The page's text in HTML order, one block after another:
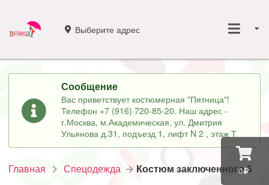
0
Выберите адрес
Сообщение
Вас приветствует костюмерная "Пятница"!
Телефон +7 (916) 720-85-20. Наш адрес -
г.Москва, м.Академическая, ул. Дмитрия
Ульянова д.31, подъезд 1, лифт N 2 , этаж Т
Главная Спецодежда Костюм заключенного 6